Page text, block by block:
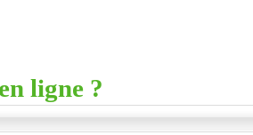
ligne ?